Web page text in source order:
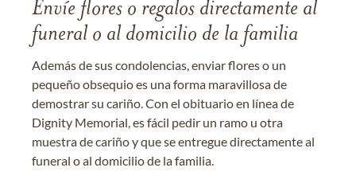
Envíe flores o regalos directamente al
funeral o al domicilio de la familia
Además de sus condolencias, enviar flores o un
pequeño obsequio es una forma maravillosa de
demostrar su cariño. Con el obituario en línea de
Dignity Memorial, es fácil pedir un ramo u otra
muestra de cariño y que se entregue directamente al
funeral o al domicilio de la familia.